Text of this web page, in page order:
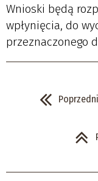
Wnioski będą
wpłynięcia, do
przeznaczonego